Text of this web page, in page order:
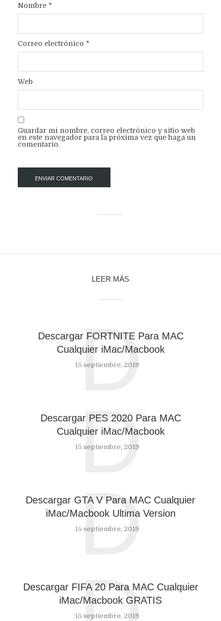
Nombre *
Correo electrónico *
Web
Guardar mi nombre, correo electrónico y sitio web
en este navegador para la próxima vez que haga un
comentario.
LEER MÁS
Descargar FORTNITE Para MAC
Cualquier iMac/Macbook
15 septiembre, 2019
D
Descargar PES 2020 Para MAC
Cualquier iMac/Macbook
15 septiembre, 2019
D
Descargar GTA V Para MAC Cualquier
iMac/Macbook Ultima Version
15 septiembre, 2019
D
Descargar FIFA 20 Para MAC Cualquier
iMac/Macbook GRATIS
15 septiembre, 2019